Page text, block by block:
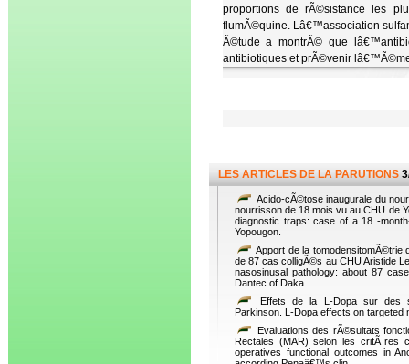
proportions de rÃ©sistance les
flumÃ©quine. Lâ€™association
Ã©tude a montrÃ© que
antibiotiques et prÃ©venir
LES ARTICLES DE LA PARUTIONS
Acido-cÃ©tose inaugurale du
nourrisson de 18 mois vu au CHU de
diagnostic traps: case of a 18 -
Yopougon.
Apport de la tomodensitomÃ©trie
de 87 cas colligÃ©s au CHU Aristide
nasosinusal pathology: about 87
Dantec of Daka
Effets de la L-Dopa sur des
Parkinson. L-Dopa effects on
Evaluations des rÃ©sultats
Rectales (MAR) selon les critÃ¨res
operatives functional outcomes in